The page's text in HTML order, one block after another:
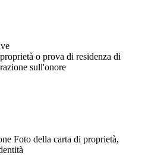
o prova di residenza di
sull'onore
Foto della carta di proprietà,